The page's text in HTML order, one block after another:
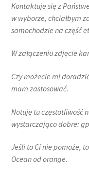
Kontaktuję się z
w wyborze, chciałbym
samochodzie na część
W załączeniu zdjęcie
Czy możecie mi
mam zastosować.
Notuję tu częstotliwość
wystarczająco dobre:
Jeśli to Ci nie pomoże,
Ocean od orange.